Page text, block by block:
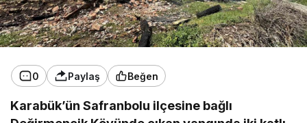
0 Paylaş Beğen
Karabük’ün Safranbolu ilçesine bağlı